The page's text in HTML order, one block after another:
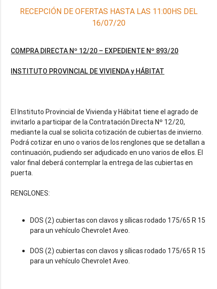
RECEPCIÓN DE OFERTAS HASTA LAS 11:00HS DEL
16/07/20
COMPRA DIRECTA Nº 12/20 – EXPEDIENTE Nº 893/20
INSTITUTO PROVINCIAL DE VIVIENDA y HÁBITAT
El Instituto Provincial de Vivienda y Hábitat tiene el agrado de
invitarlo a participar de la Contratación Directa Nº 12/20,
mediante la cual se solicita cotización de cubiertas de invierno.
Podrá cotizar en uno o varios de los renglones que se detallan a
continuación, pudiendo ser adjudicado en uno varios de ellos. El
valor final deberá contemplar la entrega de las cubiertas en
puerta.
DOS (2) cubiertas con clavos y sílicas rodado 175/65 R 15
para un vehículo Chevrolet Aveo.
DOS (2) cubiertas con clavos y sílicas rodado 175/65 R 15
para un vehículo Chevrolet Aveo.